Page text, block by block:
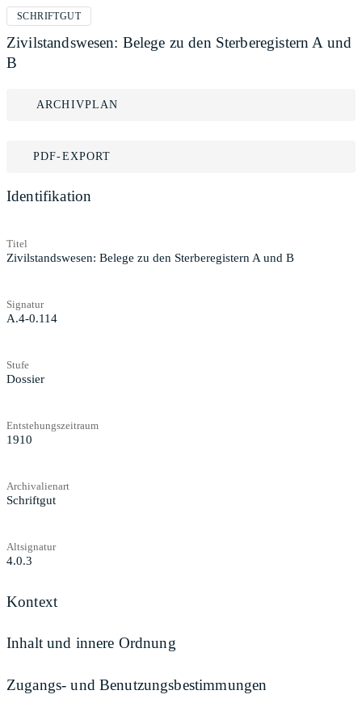
SCHRIFTGUT
Zivilstandswesen: Belege zu den Sterberegistern A und
B
ARCHIVPLAN
PDF-EXPORT
Identifikation
Titel
Zivilstandswesen: Belege zu den Sterberegistern A und B
Signatur
A.4-0.114
Stufe
Dossier
Entstehungszeitraum
1910
Archivalienart
Schriftgut
Altsignatur
4.0.3
Kontext
Inhalt und innere Ordnung
Zugangs- und Benutzungsbestimmungen